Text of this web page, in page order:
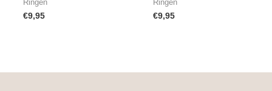
Ringen
€9,95
Ringen
€9,95